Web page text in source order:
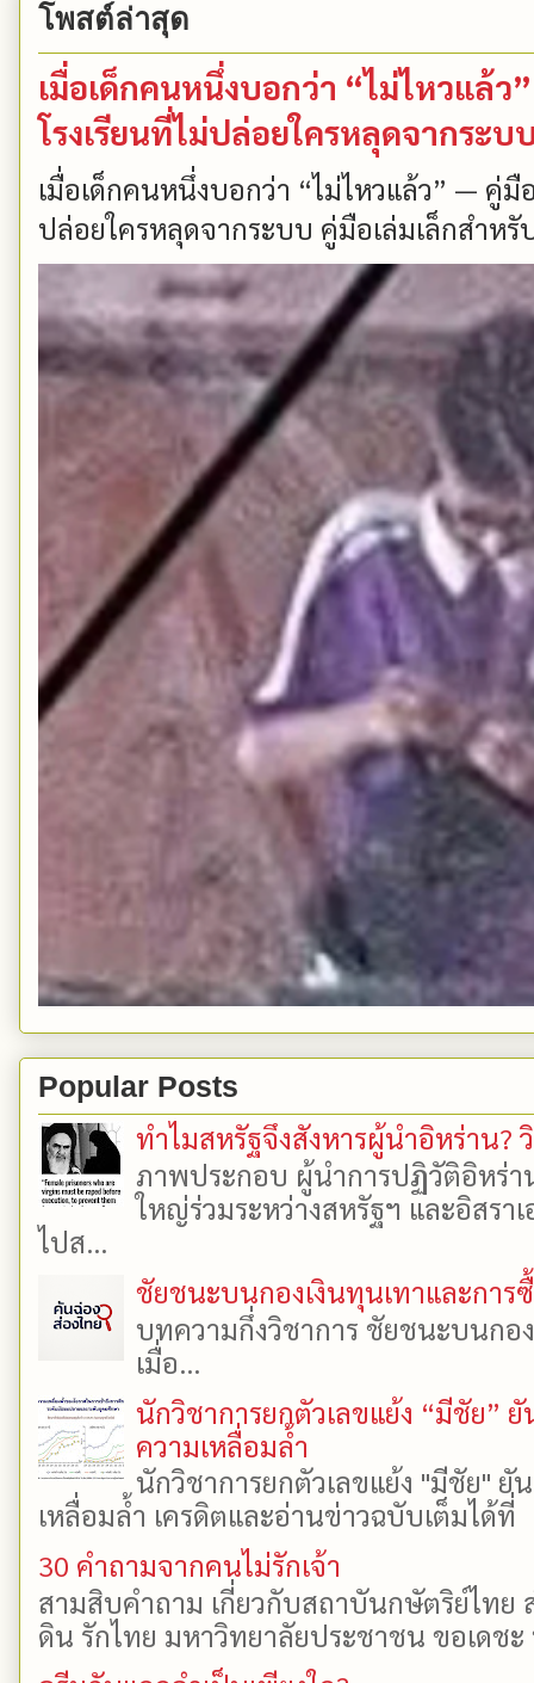
โพสต์ล่าสุด
เมื่อเด็กคนหนึ่งบอกว่า “ไม่ไหวแล้
โรงเรียนที่ไม่ปล่อยใครหลุดจากระบ
เมื่อเด็กคนหนึ่งบอกว่า “ไม่ไหวแล้ว” — คู่
ปล่อยใครหลุดจากระบบ คู่มือเล่มเล็กสำหรั
Popular Posts
ทำไมสหรัฐจึงสังหารผู้นำอิหร่าน?
ภาพประกอบ ผู้นำการปฏิวัติอิหร่า
ใหญ่ร่วมระหว่างสหรัฐฯ และอิสรา
ไปส...
ชัยชนะบนกองเงินทุนเทาและการ
บทความกึ่งวิชาการ ชัยชนะบนกอ
เมื่อ...
นักวิชาการยกตัวเลขแย้ง “มีชัย”
ความเหลื่อมล้ำ
นักวิชาการยกตัวเลขแย้ง "มีชัย"
เหลื่อมล้ำ เครดิตและอ่านข่าวฉบับเต็มได้
30 คำถามจากคนไม่รักเจ้า
สามสิบคำถาม เกี่ยวกับสถาบันกษัตริย์ไทย
ดิน รักไทย มหาวิทยาลัยประชาชน ขอเดช